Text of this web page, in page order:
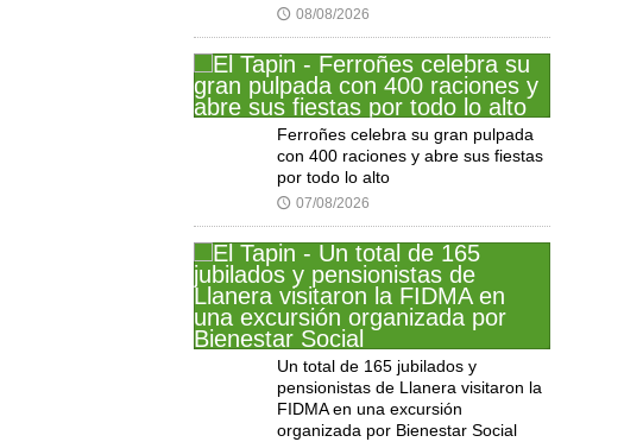
🕔 08/08/2026
Ferroñes celebra su gran pulpada
con 400 raciones y abre sus fiestas
por todo lo alto
🕔 07/08/2026
Un total de 165 jubilados y
pensionistas de Llanera visitaron la
FIDMA en una excursión
organizada por Bienestar Social